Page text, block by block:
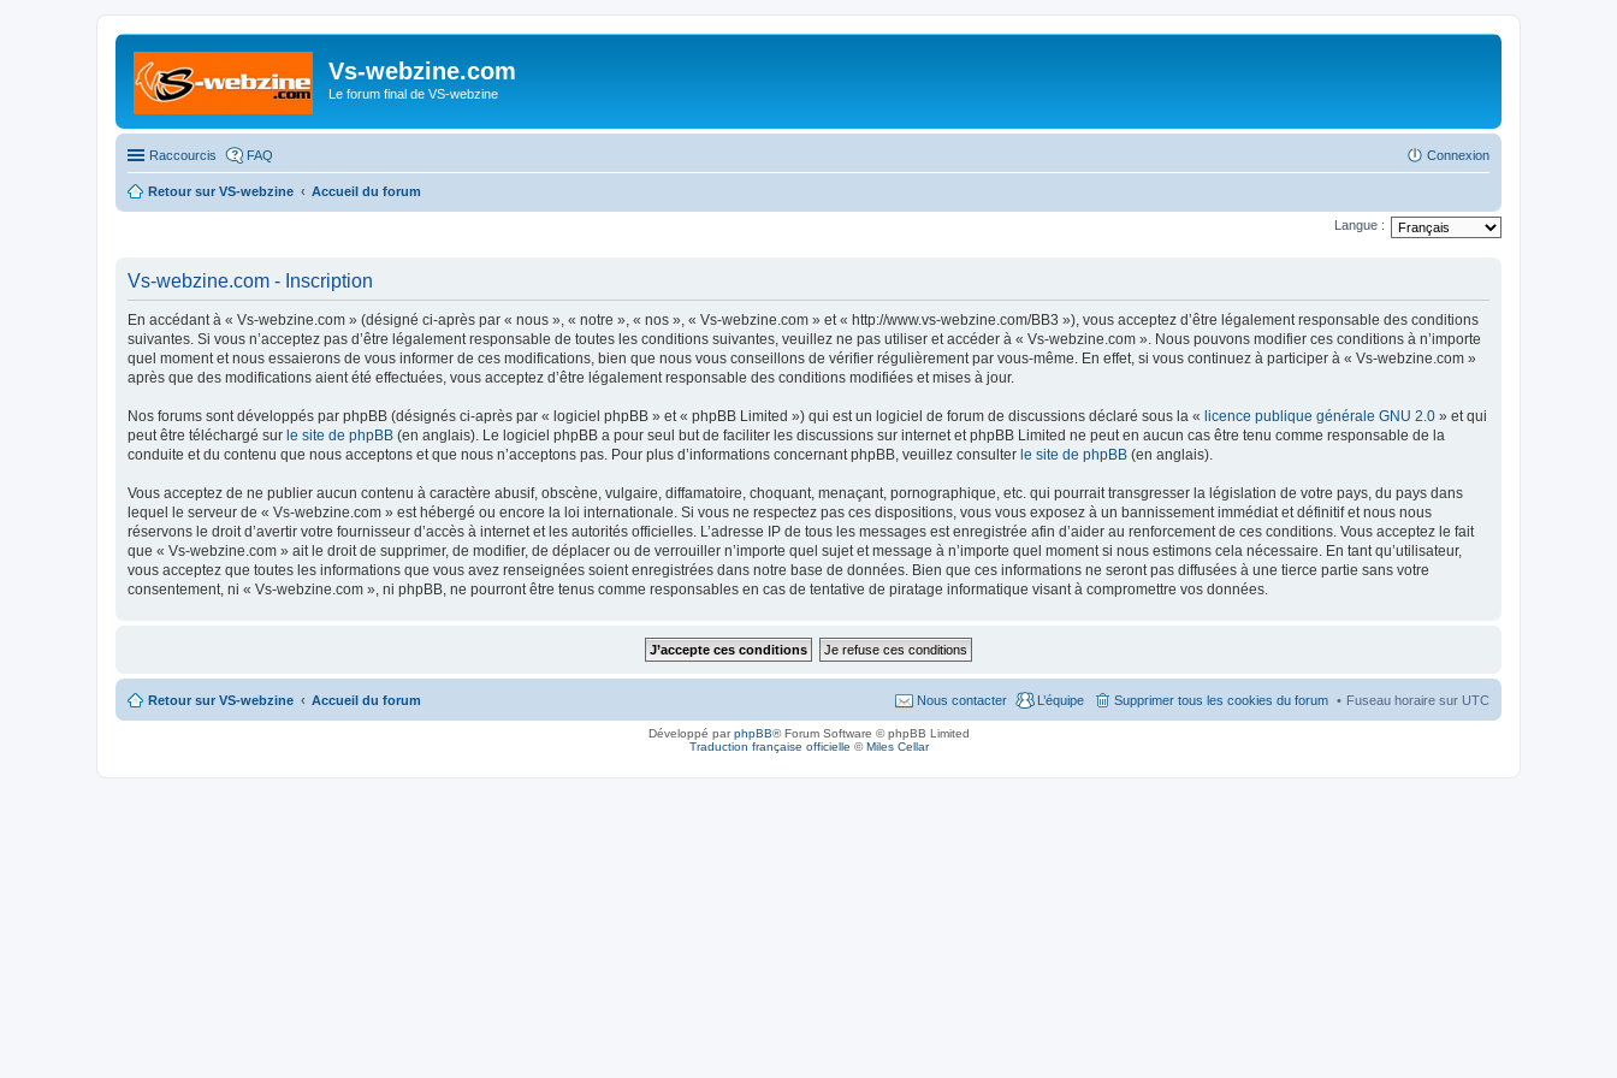
Vs-webzine.com
Le forum final de VS-webzine
Raccourcis FAQ Connexion
Retour sur VS-webzine Accueil du forum
Langue :
Vs-webzine.com - Inscription
En accédant à « Vs-webzine.com » (désigné ci-après par « nous », « notre », « nos », « Vs-webzine.com » et « http://www.vs-webzine.com/BB3 »), vous acceptez d’être légalement responsable des conditions
suivantes. Si vous n’acceptez pas d’être légalement responsable de toutes les conditions suivantes, veuillez ne pas utiliser et accéder à « Vs-webzine.com ». Nous pouvons modifier ces conditions à n’importe
quel moment et nous essaierons de vous informer de ces modifications, bien que nous vous conseillons de vérifier régulièrement par vous-même. En effet, si vous continuez à participer à « Vs-webzine.com »
après que des modifications aient été effectuées, vous acceptez d’être légalement responsable des conditions modifiées et mises à jour.
Nos forums sont développés par phpBB (désignés ci-après par « logiciel phpBB » et « phpBB Limited ») qui est un logiciel de forum de discussions déclaré sous la « licence publique générale GNU 2.0 » et qui
peut être téléchargé sur le site de phpBB (en anglais). Le logiciel phpBB a pour seul but de faciliter les discussions sur internet et phpBB Limited ne peut en aucun cas être tenu comme responsable de la
conduite et du contenu que nous acceptons et que nous n’acceptons pas. Pour plus d’informations concernant phpBB, veuillez consulter le site de phpBB (en anglais).
Vous acceptez de ne publier aucun contenu à caractère abusif, obscène, vulgaire, diffamatoire, choquant, menaçant, pornographique, etc. qui pourrait transgresser la législation de votre pays, du pays dans
lequel le serveur de « Vs-webzine.com » est hébergé ou encore la loi internationale. Si vous ne respectez pas ces dispositions, vous vous exposez à un bannissement immédiat et définitif et nous nous
réservons le droit d’avertir votre fournisseur d’accès à internet et les autorités officielles. L’adresse IP de tous les messages est enregistrée afin d’aider au renforcement de ces conditions. Vous acceptez le fait
que « Vs-webzine.com » ait le droit de supprimer, de modifier, de déplacer ou de verrouiller n’importe quel sujet et message à n’importe quel moment si nous estimons cela nécessaire. En tant qu’utilisateur,
vous acceptez que toutes les informations que vous avez renseignées soient enregistrées dans notre base de données. Bien que ces informations ne seront pas diffusées à une tierce partie sans votre
consentement, ni « Vs-webzine.com », ni phpBB, ne pourront être tenus comme responsables en cas de tentative de piratage informatique visant à compromettre vos données.
Retour sur VS-webzine Accueil du forum Fuseau horaire sur UTC
Supprimer tous les cookies du forum
L’équipe
Nous contacter
Développé parphpBB® Forum Software © phpBB Limited
Traduction française officielle ©Miles Cellar